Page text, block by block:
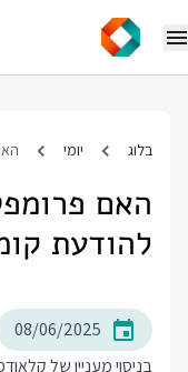
בלוג יומי
האם
להודעת
08/06/2025